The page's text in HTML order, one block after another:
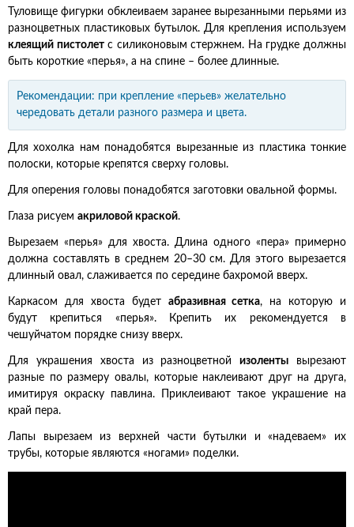
Туловище фигурки обклеиваем заранее вырезанными перьями из
разноцветных пластиковых бутылок. Для крепления используем
клеящий пистолетс силиконовым стержнем. На грудке должны
быть короткие «перья», а на спине – более длинные.
Рекомендации: при крепление «перьев» желательно
чередовать детали разного размера и цвета.
Для хохолка нам понадобятся вырезанные из пластика тонкие
полоски, которые крепятся сверху головы.
Для оперения головы понадобятся заготовки овальной формы.
Глаза рисуем акриловой краской.
Вырезаем «перья» для хвоста. Длина одного «пера» примерно
должна составлять в среднем 20–30 см. Для этого вырезается
длинный овал, слаживается по середине бахромой вверх.
Каркасом для хвоста будет абразивная сетка, на которую и
будут крепиться «перья». Крепить их рекомендуется в
чешуйчатом порядке снизу вверх.
Для украшения хвоста из разноцветнойизоленты вырезают
разные по размеру овалы, которые наклеивают друг на друга,
имитируя окраску павлина. Приклеивают такое украшение на
край пера.
Лапы вырезаем из верхней части бутылки и «надеваем» их
трубы, которые являются «ногами» поделки.